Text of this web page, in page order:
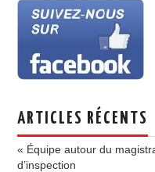
ARTICLES RÉCENTS
« Équipe autour du
d’inspection